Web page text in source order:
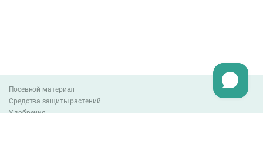
Посевной материал
Средства защиты растений
Удобрения